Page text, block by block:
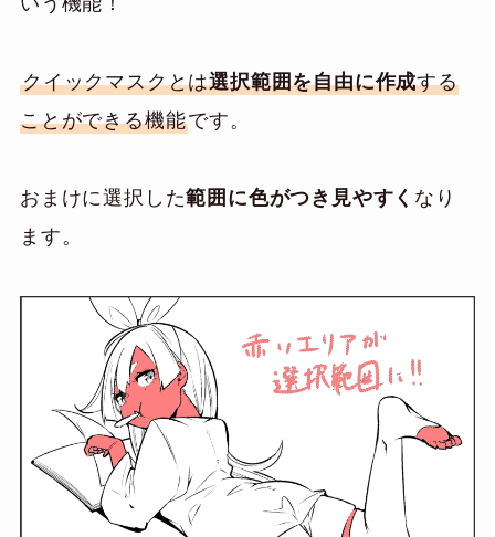
クイックマスクとは選択範囲を自由に作成する
ことができる機能です。
おまけに選択した範囲に色がつき見やすく なり
ます。